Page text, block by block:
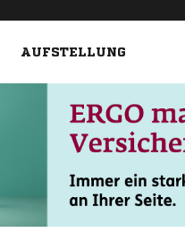
AUFSTELLUNG